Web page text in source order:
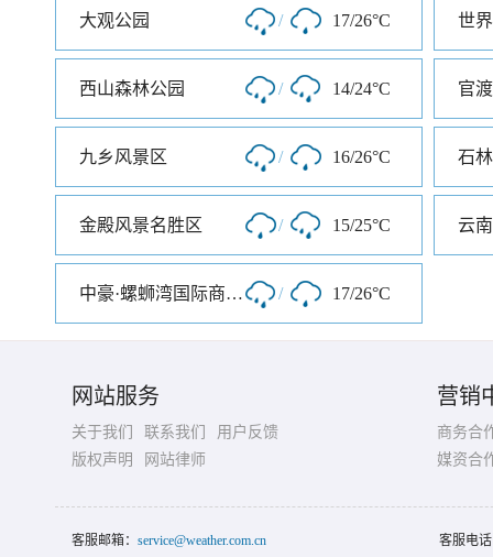
大观公园 / 17/26°C 世
西山森林公园 / 14/24°C 官
九乡风景区 / 16/26°C 石
金殿风景名胜区 / 15/25°C 云
中豪·螺蛳湾国际商贸城 / 17/26°C
网站服务
关于我们 联系我们
用户反馈
版权声明
网站律师
营销
商务合
媒资合
客服邮箱： service@weather.com.cn 客服电